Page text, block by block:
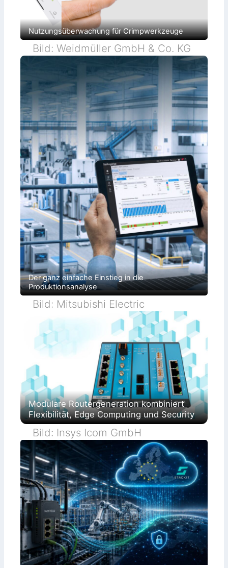
Nutzungsüberwachung für Crimpwerkzeuge
Bild: Weidmüller GmbH & Co. KG
Der ganz einfache Einstieg in die
Produktionsanalyse
Bild: Mitsubishi Electric
Modulare Routergeneration kombiniert
Flexibilität, Edge Computing und Security
Bild: Insys Icom GmbH